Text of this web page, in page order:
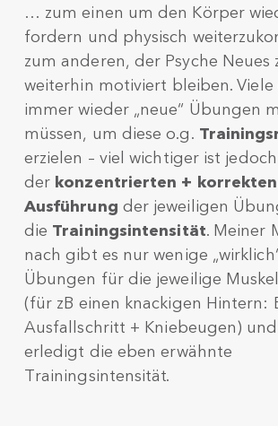
… zum einen um den Körper
fordern und physisch
zum anderen, der Psyche Neues
weiterhin motiviert bleiben.
immer wieder „neue“ Übungen
müssen, um diese o.g.
erzielen – viel wichtiger ist
der konzentrierten + korrekten
Ausführung der jeweiligen
die Trainingsintensität. Meiner
nach gibt es nur wenige
Übungen für die jeweilige
(für zB einen knackigen Hintern:
Ausfallschritt + Kniebeugen)
erledigt die eben erwähnte
Trainingsintensität.